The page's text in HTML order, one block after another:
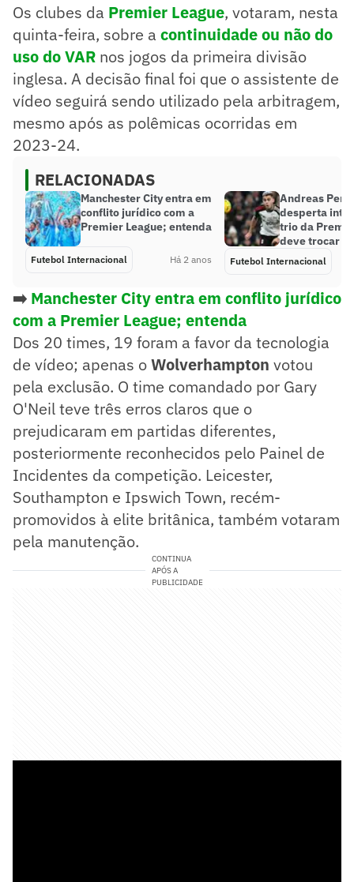
Os clubes da Premier League, votaram, nesta
quinta-feira, sobre a continuidade ou não do
uso do VAR nos jogos da primeira divisão
inglesa. A decisão final foi que o assistente de
vídeo seguirá sendo utilizado pela arbitragem,
mesmo após as polêmicas ocorridas em
2023-24.
RELACIONADAS
Manchester City entra em
conflito jurídico com a
Premier League; entenda
Futebol Internacional Há 2 anos
Andreas
desperta
trio da
deve trocar
Futebol Internacional
➡️ Manchester City entra em conflito jurídico
com a Premier League; entenda
Dos 20 times, 19 foram a favor da tecnologia
de vídeo; apenas oWolverhampton votou
pela exclusão. O time comandado por Gary
O'Neil teve três erros claros que o
prejudicaram em partidas diferentes,
posteriormente reconhecidos pelo Painel de
Incidentes da competição. Leicester,
Southampton e Ipswich Town, recém-
promovidos à elite britânica, também votaram
pela manutenção.
CONTINUA
APÓS A
PUBLICIDADE